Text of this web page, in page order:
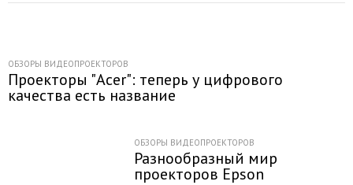
ОБЗОРЫ ВИДЕОПРОЕКТОРОВ
Проекторы "Acer": теперь у цифрового
качества есть название
ОБЗОРЫ ВИДЕОПРОЕКТОРОВ
Разнообразный мир
проекторов Epson